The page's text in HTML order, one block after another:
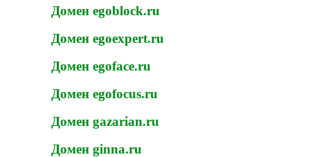
Домен egoblock.ru
Домен egoexpert.ru
Домен egoface.ru
Домен egofocus.ru
Домен gazarian.ru
Домен ginna.ru